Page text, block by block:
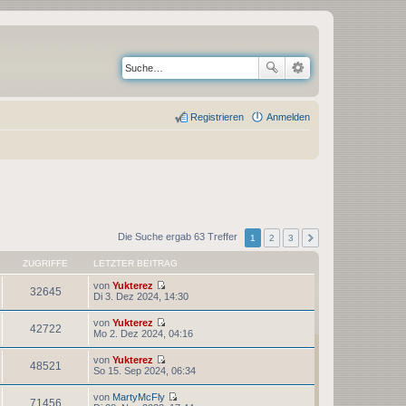
Anmelden
Registrieren
Die Suche ergab 63 Treffer 1 2 3
ZUGRIFFE LETZTER BEITRAG
32645 von Yukterez
N
s
t
e
Di 3. Dez 2024, 14:30
42722 von Yukterez
N
s
t
e
Mo 2. Dez 2024, 04:16
48521 von Yukterez
N
e
u
e
So 15. Sep 2024, 06:34
71456 von MartyMcFly